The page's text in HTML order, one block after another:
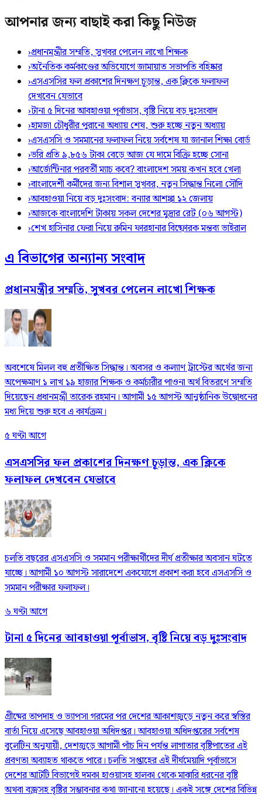
আপনার জন্য বাছাই করা কিছু নিউজ
›প্রধানমন্ত্রীর সম্মতি, সুখবর পেলেন লাখো শিক্ষক
›অনৈতিক কর্মকাণ্ডের অভিযোগে জামায়াত সভাপতি বহিষ্কার
›এসএসসির ফল প্রকাশের দিনক্ষণ চূড়ান্ত, এক ক্লিকে ফলাফল
দেখবেন যেভাবে
›টানা ৫ দিনের আবহাওয়া পূর্বাভাস, বৃষ্টি নিয়ে বড় দুঃসংবাদ
›হামজা চৌধুরীর পুরানো অধ্যায় শেষ, শুরু হচ্ছে নতুন অধ্যায়
›এসএসসি ও সমমানের ফলাফল নিয়ে সর্বশেষ যা জানাল শিক্ষা বোর্ড
›ভরি প্রতি ৯,৮৫৬ টাকা বেড়ে আজ যে দামে বিক্রি হচ্ছে সোনা
›আর্জেন্টিনার পরবর্তী ম্যাচ কবে? বাংলাদেশ সময় কখন হবে খেলা
›বাংলাদেশী কর্মীদের জন্য বিশাল সুখবর, নতুন সিদ্ধান্ত নিলো সৌদি
›আবহাওয়া নিয়ে বড় দুঃসংবাদ: বন্যার আশঙ্কা ১২ জেলায়
›আজকে বাংলাদেশি টাকায় সকল দেশের মুদ্রার রেট (০৬ আগস্ট)
›শেখ হাসিনার ফেরা নিয়ে রুমিন ফারহানার বিষ্ফোরক মন্তব্য ভাইরাল
এ বিভাগের অন্যান্য সংবাদ
প্রধানমন্ত্রীর সম্মতি, সুখবর পেলেন লাখো শিক্ষক
অবশেষে মিলল বহু প্রতীক্ষিত সিদ্ধান্ত। অবসর ও কল্যাণ ট্রাস্টের অর্থের জন্য
অপেক্ষমাণ ১ লাখ ১৯ হাজার শিক্ষক ও কর্মচারীর পাওনা অর্থ বিতরণে সম্মতি
দিয়েছেন প্রধানমন্ত্রী তারেক রহমান। আগামী ১৫ আগস্ট আনুষ্ঠানিক উদ্বোধনের
মধ্য দিয়ে শুরু হবে এ কার্যক্রম।
৫ ঘণ্টা আগে
এসএসসির ফল প্রকাশের দিনক্ষণ চূড়ান্ত, এক ক্লিকে
ফলাফল দেখবেন যেভাবে
চলতি বছরের এসএসসি ও সমমান পরীক্ষার্থীদের দীর্ঘ প্রতীক্ষার অবসান ঘটতে
যাচ্ছে। আগামী ১০ আগস্ট সারাদেশে একযোগে প্রকাশ করা হবে এসএসসি ও
সমমান পরীক্ষার ফলাফল।
৬ ঘণ্টা আগে
টানা ৫ দিনের আবহাওয়া পূর্বাভাস, বৃষ্টি নিয়ে বড় দুঃসংবাদ
গ্রীষ্মের তাপদাহ ও ভ্যাপসা গরমের পর দেশের আকাশজুড়ে নতুন করে স্বস্তির
বার্তা নিয়ে এসেছে আবহাওয়া অধিদপ্তর। আবহাওয়া অধিদপ্তরের সর্বশেষ
বুলেটিন অনুযায়ী, দেশজুড়ে আগামী পাঁচ দিন পর্যন্ত লাগাতার বৃষ্টিপাতের এই
প্রবণতা অব্যাহত থাকতে পারে। চলতি সপ্তাহের এই দীর্ঘমেয়াদি পূর্বাভাসে
দেশের আটটি বিভাগেই দমকা হাওয়াসহ হালকা থেকে মাঝারি ধরনের বৃষ্টি
অথবা বজ্রসহ বৃষ্টির সম্ভাবনার কথা জানানো হয়েছে। একই সঙ্গে দেশের বিভিন্ন